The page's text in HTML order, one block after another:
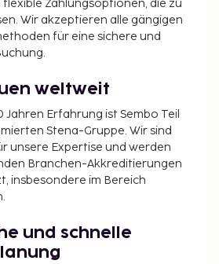
flexible Zahlungsoptionen, die zu
Wir akzeptieren alle gängigen
für eine sichere und
weltweit
Jahren Erfahrung ist Sembo Teil
Stena-Gruppe. Wir sind
unsere Expertise und werden
Branchen-Akkreditierungen
insbesondere im Bereich
und schnelle